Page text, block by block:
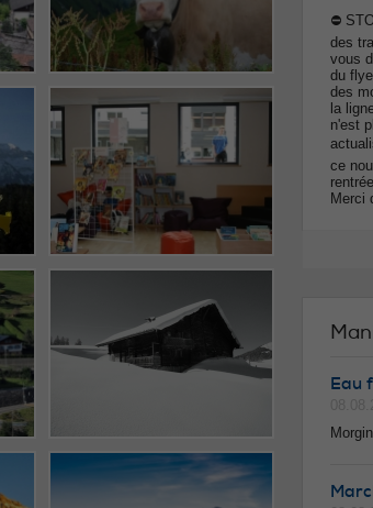
⛔️
des
vous
du
des
la
n'est
ce
Merci
Eau